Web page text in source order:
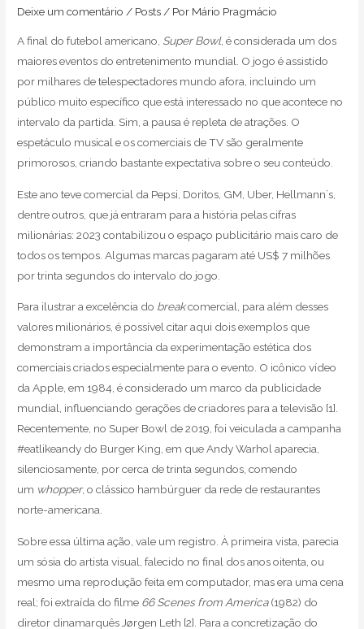
Deixe um comentário / Posts/ Por Mário Pragmácio
A final do futebol americano, Super Bowl, é considerada um dos
maiores eventos do entretenimento mundial. O jogo é assistido
por milhares de telespectadores mundo afora, incluindo um
público muito específico que está interessado no que acontece no
intervalo da partida. Sim, a pausa é repleta de atrações. O
espetáculo musical e os comerciais de TV são geralmente
primorosos, criando bastante expectativa sobre o seu conteúdo.
Este ano teve comercial da Pepsi, Doritos, GM, Uber, Hellmann`s,
dentre outros, que já entraram para a história pelas cifras
milionárias: 2023 contabilizou o espaço publicitário mais caro de
todos os tempos. Algumas marcas pagaram até US$ 7 milhões
por trinta segundos do intervalo do jogo.
Para ilustrar a excelência do breakcomercial, para além desses
valores milionários, é possível citar aqui dois exemplos que
demonstram a importância da experimentação estética dos
comerciais criados especialmente para o evento. O icônico vídeo
da Apple, em 1984, é considerado um marco da publicidade
mundial, influenciando gerações de criadores para a televisão [1].
Recentemente, no Super Bowl de 2019, foi veiculada a campanha
#eatlikeandy do Burger King, em que Andy Warhol aparecia,
silenciosamente, por cerca de trinta segundos, comendo
um whopper, o clássico hambúrguer da rede de restaurantes
norte-americana.
Sobre essa última ação, vale um registro. À primeira vista, parecia
um sósia do artista visual, falecido no final dos anos oitenta, ou
mesmo uma reprodução feita em computador, mas era uma cena
real; foi extraída do filme 66 Scenes from America(1982) do
diretor dinamarquês Jørgen Leth [2]. Para a concretização do